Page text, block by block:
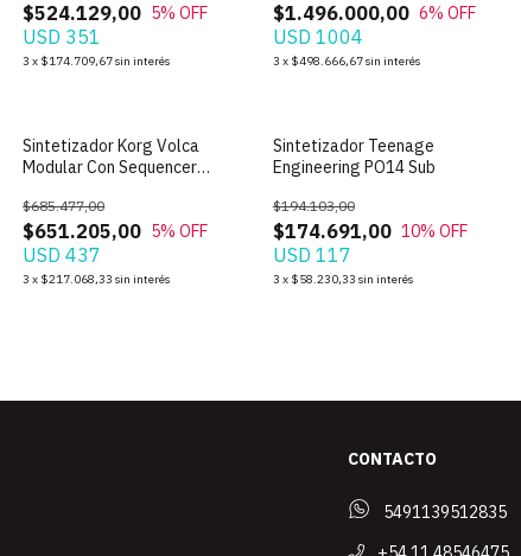
$524.129,00 5% OFF
USD 351
3 x $174.709,67sin interés
$1.496.000,00 6% OFF
USD 1004
3 x $498.666,67sin interés
SIN STOCK
Sintetizador Korg Volca
Modular Con Sequencer
$651.205,00
$685.477,00
5% OFF
USD 437
3 x $217.068,33 sin interés
SIN STOCK
Sintetizador Teenage
Engineering PO14 Sub
$174.691,00
$194.103,00
10% OFF
USD 117
3 x $58.230,33 sin interés
CONTACTO
5491139512835